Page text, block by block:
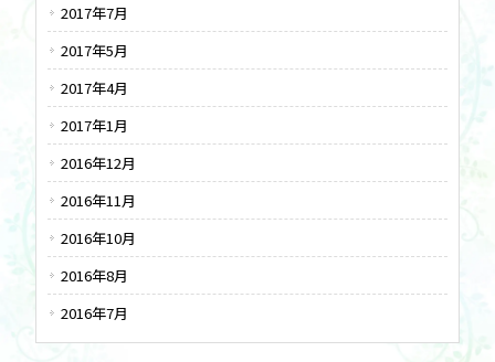
2017年7月
2017年5月
2017年4月
2017年1月
2016年12月
2016年11月
2016年10月
2016年8月
2016年7月